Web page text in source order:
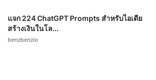
แจก 224 ChatGPT Prompts สำหรับไอเดีย
สร้างเงินในโล...
benzbenzio